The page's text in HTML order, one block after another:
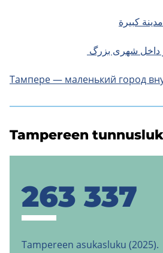
كبيرة
داخل شهری بزرگ
Тампере — маленький город
Tam­pe­reen
263 337
Tampereen asukasluku (2025).